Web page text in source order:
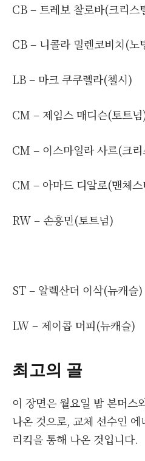
CB – 트레보 찰로바(크리스
CB – 니콜라 밀렌코비치(노
LB – 마크 쿠쿠렐라(첼시)
CM – 제임스 매디슨(토트
CM – 이스마일라 사르(크
CM – 아마드 디알로(맨체
RW – 손흥민(토트넘)
ST – 알렉산더 이삭(뉴캐슬)
LW – 제이콥 머피(뉴캐슬)
최고의 골
이 장면은 월요일 밤 본머스
나온 것으로, 교체 선수인
리킥을 통해 나온 것입니다.